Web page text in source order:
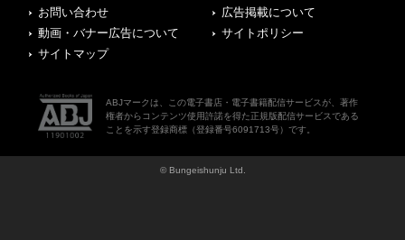
お問い合わせ
広告掲載について
動画・バナー広告について
サイトポリシー
サイトマップ
ABJマークは、この電子書店・電子書籍配信サービスが、著作
権者からコンテンツ使用許諾を得た正規版配信サービスである
ことを示す登録商標（登録番号6091713号）です。
© Bungeishunju Ltd.